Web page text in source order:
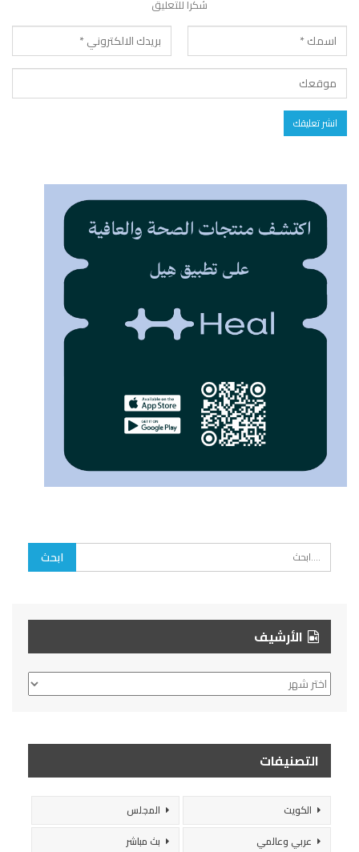
شكرا للتعليق
الأرشيف
الأرشيف
التصنيفات
الكويت
المجلس
عربي وعالمي
بث مباشر